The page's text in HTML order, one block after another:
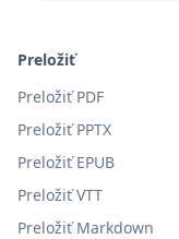
Preložiť
Preložiť PDF
Preložiť PPTX
Preložiť EPUB
Preložiť VTT
Preložiť Markdown